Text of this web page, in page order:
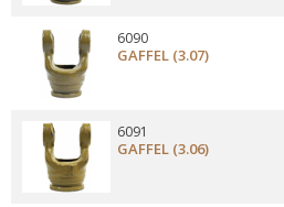
GAFFEL (3.07)
6090
GAFFEL (3.06)
6091